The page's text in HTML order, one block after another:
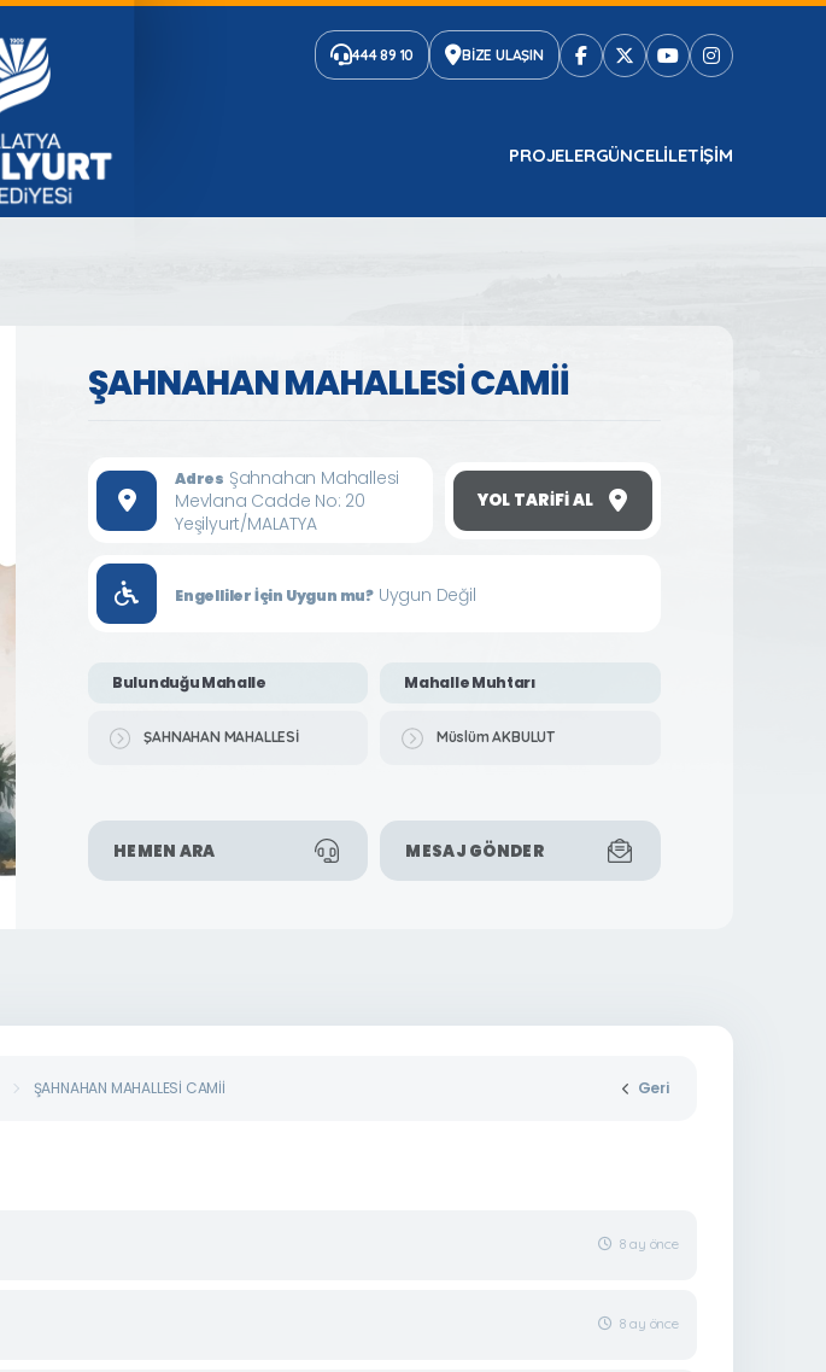
444 89 10 BİZE ULAŞIN
PROJELERGÜNCELILETIŞIM
ŞAHNAHAN MAHALLESİ CAMİİ
Adres Şahnahan Mahallesi
Mevlana Cadde No: 20
Yeşilyurt/MALATYA
YOL TARIFI AL
Engelliler İçin Uygun mu? Uygun Değil
Bulunduğu Mahalle
ŞAHNAHAN MAHALLESİ
Mahalle Muhtarı
Müslüm AKBULUT
HEMEN ARA MESAJ GÖNDER
ŞAHNAHAN MAHALLESİ CAMİİ Geri
8 ay önce
8 ay önce